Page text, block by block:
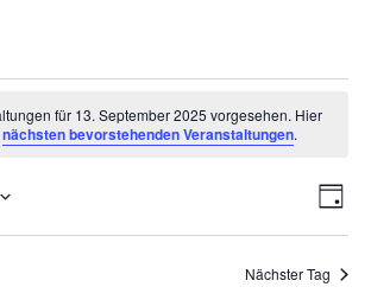
für 13. September 2025 vorgesehen. Hier
nächsten bevorstehenden Veranstaltungen.
Tag
Nächster Tag